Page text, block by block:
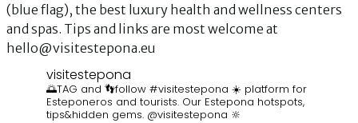
(blue flag), the best luxury health and wellness centers
and spas. Tips and links are most welcome at
hello@visitestepona.eu
visitestepona
🌅TAG and 👣follow #visitestepona ☀️ platform for
Esteponeros and tourists. Our Estepona hotspots,
tips&hidden gems. @visitestepona 🔆